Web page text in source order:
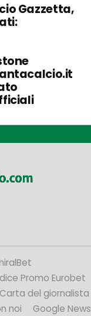
Gazzetta,
Promo Eurobet
Carta del giornalista
noi
Google News